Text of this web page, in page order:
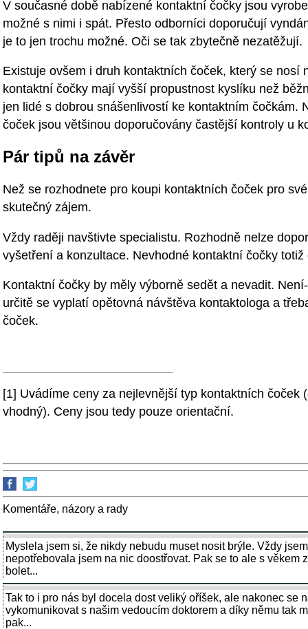
V současné době nabízené kontaktní čočky jsou
možné s nimi i spát. Přesto odborníci doporučují
je to jen trochu možné. Oči se tak zbytečně nezatěžují.
Existuje ovšem i druh kontaktních čoček, který se nosí
kontaktní čočky mají vyšší propustnost kyslíku než
jen lidé s dobrou snášenlivostí ke kontaktním čočkám.
čoček jsou většinou doporučovány častější kontroly u
Pár tipů na závěr
Než se rozhodnete pro koupi kontaktních čoček pro
skutečný zájem.
Vždy raději navštivte specialistu. Rozhodně nelze
vyšetření a konzultace. Nevhodné kontaktní čočky
Kontaktní čočky by měly výborně sedět a nevadit.
určitě se vyplatí opětovná návštěva kontaktologa a
čoček.
[1] Uvádíme ceny za nejlevnější typ kontaktních čoček
vhodný). Ceny jsou tedy pouze orientační.
Komentáře, názory a rady
Myslela jsem si, že nikdy nebudu muset nosit brýle. Vždy
nepotřebovala jsem na nic doostřovat. Pak se to ale s věkem
bolet...
Tak to i pro nás byl docela dost veliký oříšek, ale nakonec se
vykomunikovat s našim vedoucím doktorem a díky němu tak
pak...